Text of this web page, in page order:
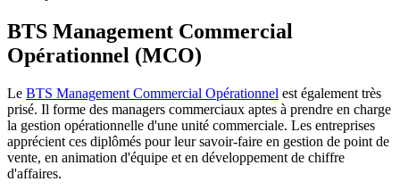
BTS Management Commercial
Opérationnel (MCO)
Le BTS Management Commercial Opérationnel est également très
prisé. Il forme des managers commerciaux aptes à prendre en charge
la gestion opérationnelle d'une unité commerciale. Les entreprises
apprécient ces diplômés pour leur savoir-faire en gestion de point de
vente, en animation d'équipe et en développement de chiffre
d'affaires.